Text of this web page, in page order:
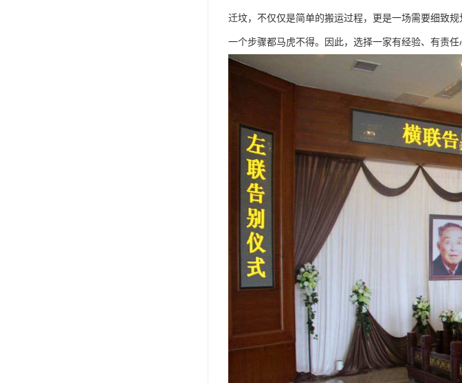
迁坟，不仅仅是简单的搬运过程，更是一场需要细致
一个步骤都马虎不得。因此，选择一家有经验、有责